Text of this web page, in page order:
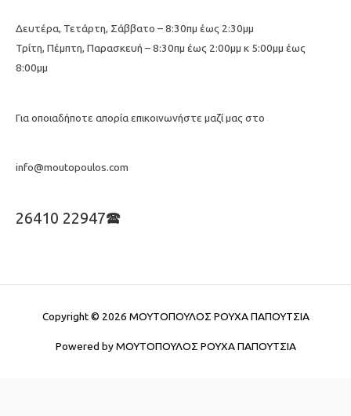
Δευτέρα, Τετάρτη, Σάββατο – 8:30πμ έως 2:30μμ
Τρίτη, Πέμπτη, Παρασκευή – 8:30πμ έως 2:00μμ κ 5:00μμ έως
8:00μμ
Για οποιαδήποτε απορία επικοινωνήστε μαζί μας στο
info@moutopoulos.com
26410 22947🕿
Copyright © 2026 ΜΟΥΤΟΠΟΥΛΟΣ ΡΟΥΧΑ ΠΑΠΟΥΤΣΙΑ
Powered byΜΟΥΤΟΠΟΥΛΟΣ ΡΟΥΧΑ ΠΑΠΟΥΤΣΙΑ